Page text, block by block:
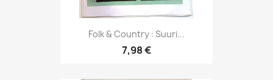
Folk & Country : Suuri...
7,98 €